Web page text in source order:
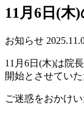
11月6日(木
お知らせ
11月6日(木)は院
開始とさせていた
ご迷惑をおかけ